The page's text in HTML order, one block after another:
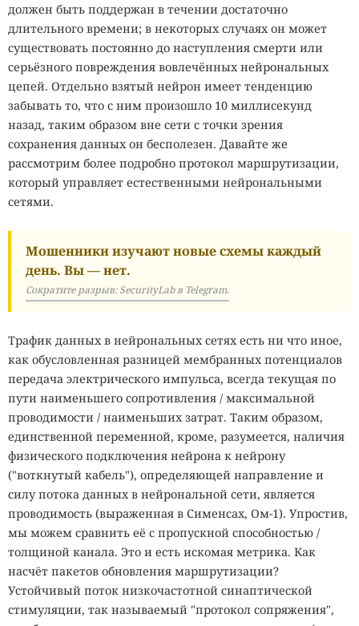
должен быть поддержан в течении достаточно
длительного времени; в некоторых случаях он может
существовать постоянно до наступления смерти или
серьёзного повреждения вовлечённых нейрональных
цепей. Отдельно взятый нейрон имеет тенденцию
забывать то, что с ним произошло 10 миллисекунд
назад, таким образом вне сети с точки зрения
сохранения данных он бесполезен. Давайте же
рассмотрим более подробно протокол маршрутизации,
который управляет естественными нейрональными
сетями.
Мошенники изучают новые схемы каждый
день. Вы — нет.
Сократите разрыв: SecurityLab в Telegram.
Трафик данных в нейрональных сетях есть ни что иное,
как обусловленная разницей мембранных потенциалов
передача электрического импульса, всегда текущая по
пути наименьшего сопротивления / максимальной
проводимости / наименьших затрат. Таким образом,
единственной переменной, кроме, разумеется, наличия
физического подключения нейрона к нейрону
("воткнутый кабель"), определяющей направление и
силу потока данных в нейрональной сети, является
проводимость (выраженная в Сименсах, Ом-1). Упростив,
мы можем сравнить её с пропускной способностью /
толщиной канала. Это и есть искомая метрика. Как
насчёт пакетов обновления маршрутизации?
Устойчивый поток низкочастотной синaптической
стимуляции, так называемый "протокол сопряжения",